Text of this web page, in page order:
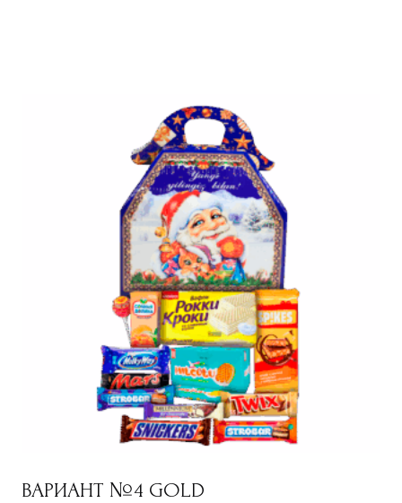
ВАРИАНТ №4 GOLD